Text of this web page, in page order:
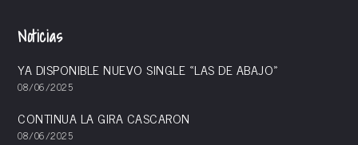
Noticias
YA DISPONIBLE NUEVO SINGLE «LAS DE ABAJO»
08/06/2025
CONTINUA LA GIRA CASCARON
08/06/2025